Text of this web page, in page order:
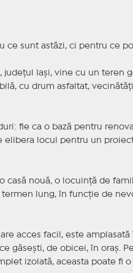
ce sunt astăzi, ci pentru ce
județul Iași, vine cu un teren
cu drum asfaltat,
fie ca o bază pentru
locul pentru un
casă nouă, o locuință de
lung, în funcție de
acces facil, este
găsești, de obicei, în oraș.
izolată, aceasta poate fi